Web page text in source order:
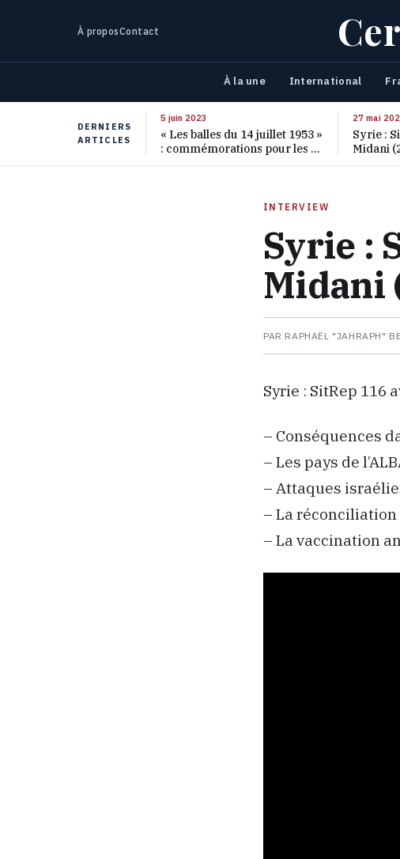
À proposContact
À la une International
DERNIERS
ARTICLES
5 juin 2023
« Les balles du 14 juillet 1953 »
: commémorations pour les 70
ans de ce massacre oublié
27 mai
Syrie :
Midani
INTERVIEW
Syrie :
Midani
PAR RAPHAËL "JAHRAPH"
Syrie : SitRep 116
– Conséquences
– Les pays de
– Attaques
– La réconciliation
– La vaccination